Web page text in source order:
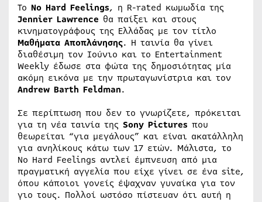
Το No Hard Feelings, η R-rated κωμωδία της
Jennier Lawrence θα παίξει και στους
κινηματογράφους της Ελλάδας με τον τίτλο
Μαθήματα Αποπλάνησης. Η ταινία θα γίνει
διαθέσιμη τον Ιούνιο και το Entertainment
Weekly έδωσε στα φώτα της δημοσιότητας μία
ακόμη εικόνα με την πρωταγωνίστρια και τον
Andrew Barth Feldman.
Σε περίπτωση που δεν το γνωρίζετε, πρόκειται
για τη νέα ταινία της Sony Pictures που
θεωρείται “για μεγάλους” και είναι ακατάλληλη
για ανηλίκους κάτω των 17 ετών. Μάλιστα, το
No Hard Feelings αντλεί έμπνευση από μια
πραγματική αγγελία που είχε γίνει σε ένα site,
όπου κάποιοι γονείς έψαχναν γυναίκα για τον
γιο τους. Πολλοί ωστόσο πίστευαν ότι αυτή η